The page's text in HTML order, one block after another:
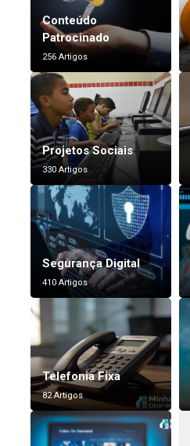
Conteúdo
Patrocinado
256 Artigos
Projetos Sociais
330 Artigos
Segurança Digital
410 Artigos
Telefonia Fixa
82 Artigos